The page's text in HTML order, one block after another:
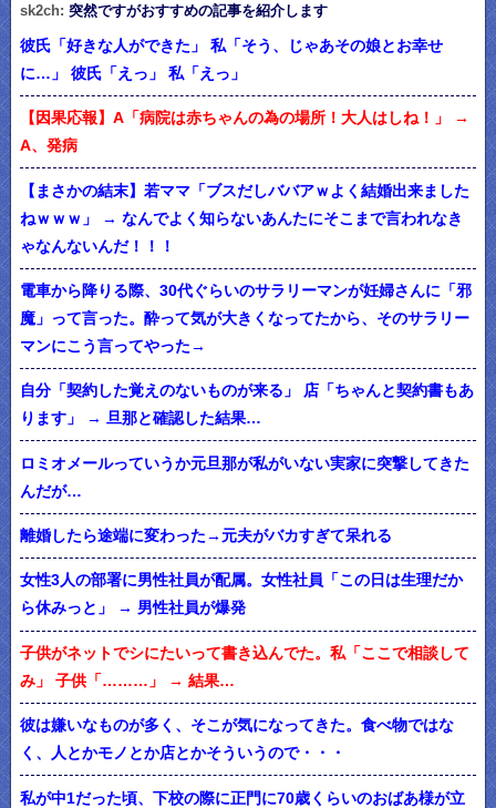
sk2ch: 突然ですがおすすめの記事を紹介します
彼氏「好きな人ができた」 私「そう、じゃあその娘とお幸せ
に…」 彼氏「えっ」 私「えっ」
【因果応報】A「病院は赤ちゃんの為の場所！大人はしね！」 →
A、発病
【まさかの結末】若ママ「ブスだしババアｗよく結婚出来ました
ねｗｗｗ」 → なんでよく知らないあんたにそこまで言われなき
ゃなんないんだ！！！
電車から降りる際、30代ぐらいのサラリーマンが妊婦さんに「邪
魔」って言った。酔って気が大きくなってたから、そのサラリー
マンにこう言ってやった→
自分「契約した覚えのないものが来る」 店「ちゃんと契約書もあ
ります」 → 旦那と確認した結果…
ロミオメールっていうか元旦那が私がいない実家に突撃してきた
んだが…
離婚したら途端に変わった→元夫がバカすぎて呆れる
女性3人の部署に男性社員が配属。女性社員「この日は生理だか
ら休みっと」 → 男性社員が爆発
子供がネットでシにたいって書き込んでた。私「ここで相談して
み」 子供「………」 → 結果…
彼は嫌いなものが多く、そこが気になってきた。食べ物ではな
く、人とかモノとか店とかそういうので・・・
私が中1だった頃、下校の際に正門に70歳くらいのおばあ様が立